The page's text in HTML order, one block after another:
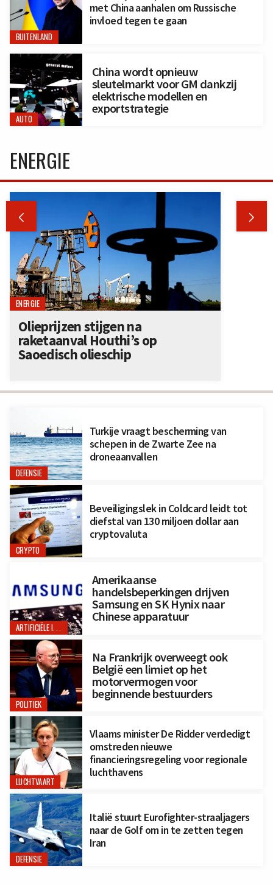
BUITENLAND
met China aanhalen om Russische
invloed tegen te gaan
AUTO
China wordt opnieuw
sleutelmarkt voor GM dankzij
elektrische modellen en
exportstrategie
DEFENSIE
Turkije vraagt bescherming van
schepen in de Zwarte Zee na
droneaanvallen
CRYPTO
Beveiligingslek in Coldcard leidt tot
diefstal van 130 miljoen dollar aan
cryptovaluta
ARTIFICIËLE INTELLIGENTIE
Amerikaanse
handelsbeperkingen drijven
Samsung en SK Hynix naar
Chinese apparatuur
POLITIEK
Na Frankrijk overweegt ook
België een limiet op het
motorvermogen voor
beginnende bestuurders
LUCHTVAART
Vlaams minister De Ridder verdedigt
omstreden nieuwe
financieringsregeling voor regionale
luchthavens
DEFENSIE
Italië stuurt Eurofighter-straaljagers
naar de Golf om in te zetten tegen
Iran
ENERGIE
 
ENERGIE
Olieprijzen stijgen na
raketaanval Houthi’s op
Saoedisch olieschip